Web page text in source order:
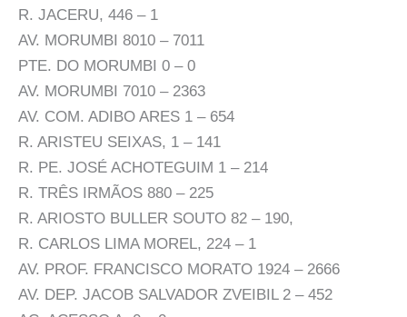
R. JACERU, 446 – 1
AV. MORUMBI 8010 – 7011
PTE. DO MORUMBI 0 – 0
AV. MORUMBI 7010 – 2363
AV. COM. ADIBO ARES 1 – 654
R. ARISTEU SEIXAS, 1 – 141
R. PE. JOSÉ ACHOTEGUIM 1 – 214
R. TRÊS IRMÃOS 880 – 225
R. ARIOSTO BULLER SOUTO 82 – 190,
R. CARLOS LIMA MOREL, 224 – 1
AV. PROF. FRANCISCO MORATO 1924 – 2666
AV. DEP. JACOB SALVADOR ZVEIBIL 2 – 452